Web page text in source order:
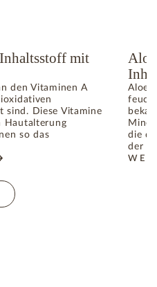
mit
den Vitaminen A
sind. Diese Vitamine
Hautalterung
so das
INHALTSSTOFF MIT VIELEN
Aloe
die
der
: